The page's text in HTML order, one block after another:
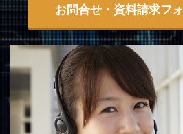
お問合せ・資料請求フ